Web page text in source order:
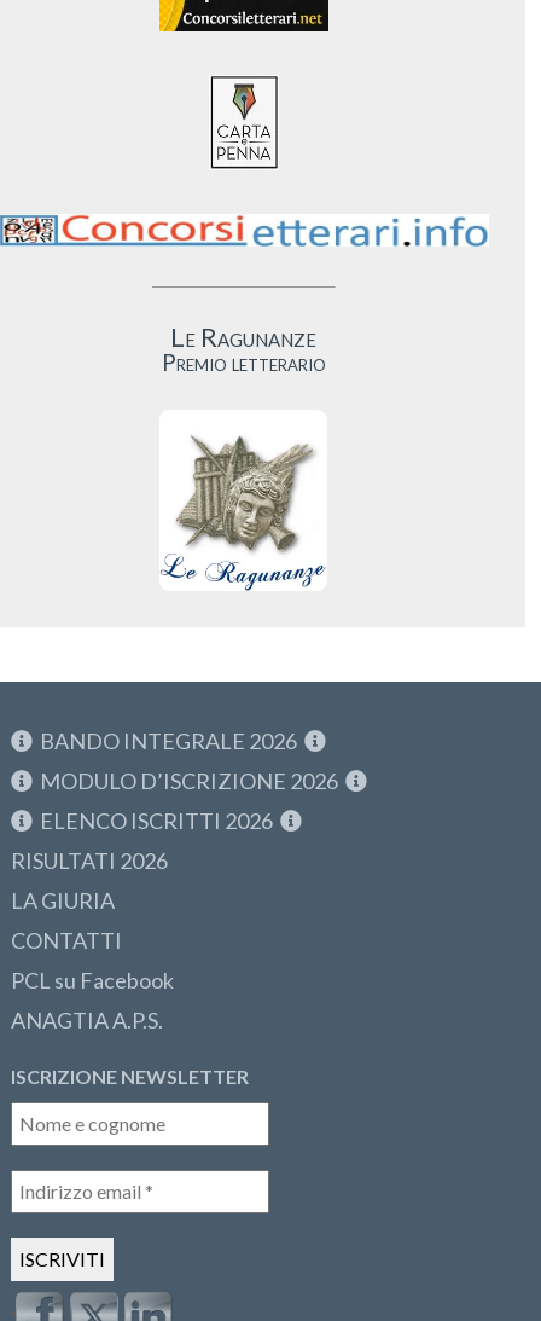
Le Ragunanze
Premio letterario
BANDO INTEGRALE 2026
MODULO D’ISCRIZIONE 2026
ELENCO ISCRITTI 2026
RISULTATI 2026
LA GIURIA
CONTATTI
PCL su Facebook
ANAGTIA A.P.S.
ISCRIZIONE NEWSLETTER